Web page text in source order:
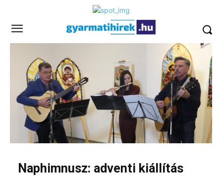
Naphimnusz: adventi kiállítás